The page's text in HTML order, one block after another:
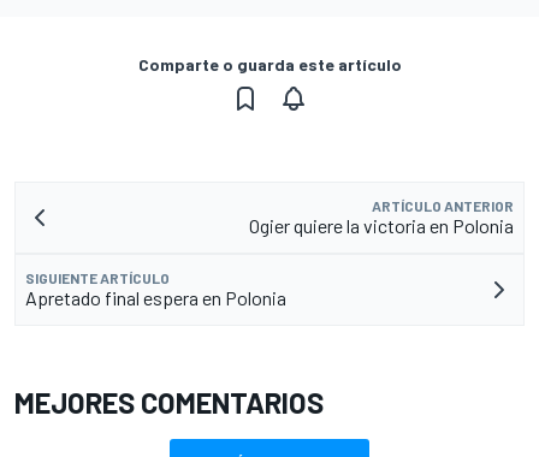
Comparte o guarda este artículo
ARTÍCULO ANTERIOR
Ogier quiere la victoria en Polonia
SIGUIENTE ARTÍCULO
Apretado final espera en Polonia
MEJORES COMENTARIOS